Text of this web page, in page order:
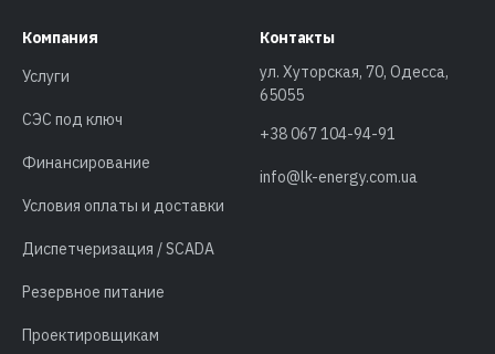
Компания
Услуги
СЭС под ключ
Финансирование
Условия оплаты и доставки
Диспетчеризация / SCADA
Резервное питание
Проектировщикам
Контакты
ул. Хуторская, 70, Одесса,
65055
+38 067 104-94-91
info@lk-energy.com.ua